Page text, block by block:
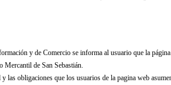
y de Comercio se informa al usuario que la
de San Sebastián.
obligaciones que los usuarios de la pagina web